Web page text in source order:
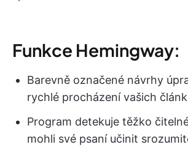
Funkce Hemingway:
Barevně označené návrhy
rychlé procházení vašich
Program detekuje těžko
mohli své psaní učinit